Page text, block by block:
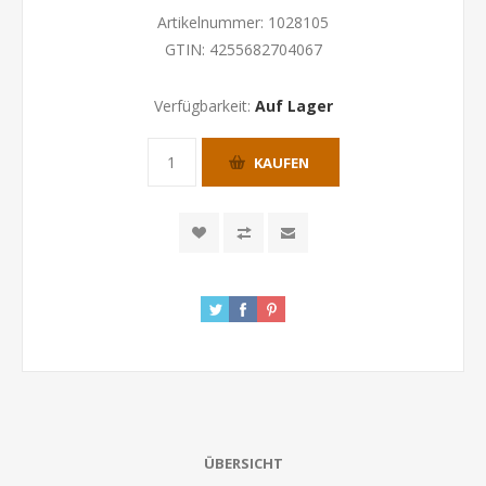
Artikelnummer: 1028105
GTIN: 4255682704067
Verfügbarkeit: Auf Lager
KAUFEN
ÜBERSICHT